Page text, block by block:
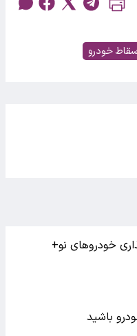
خودرو
خودرو‌های نو+
باشید